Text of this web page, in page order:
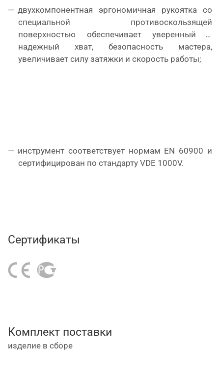
двухкомпонентная эргономичная рукоятка со
специальной противоскользящей
поверхностью обеспечивает уверенный и
надежный хват, безопасность мастера,
увеличивает силу затяжки и скорость работы;
инструмент соответствует нормам EN 60900 и
сертифицирован по стандарту VDE 1000V.
Сертификаты
Комплект поставки
изделие в сборе